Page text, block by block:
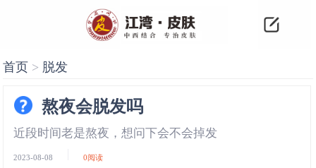
首页 > 脱发
熬夜会脱发吗
近段时间老是熬夜，想问下会不会掉发
2023-08-08 0阅读